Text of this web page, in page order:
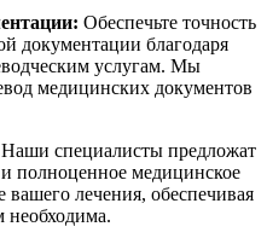
Обеспечьте точность
документации благодаря
услугам. Мы
медицинских документов
Наши специалисты предложат
полноценное медицинское
лечения, обеспечивая
необходима.